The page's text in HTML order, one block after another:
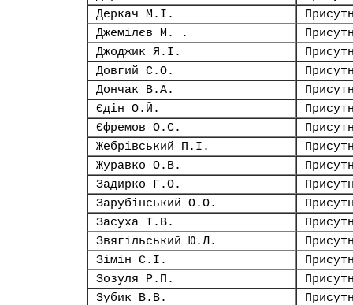
Деркач М.І.
Джемілєв М. .
Джоджик Я.І.
Довгий С.О.
Дончак В.А.
Єдін О.Й.
Єфремов О.С.
Жебрівський П.І.
Журавко О.В.
Задирко Г.О.
Зарубінський О.О.
Засуха Т.В.
Звягільський Ю.Л.
Зімін Є.І.
Зозуля Р.П.
Зубик В.В.